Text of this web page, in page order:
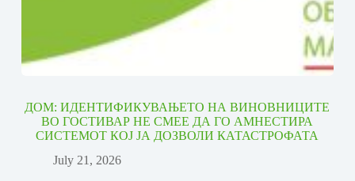
ДОМ: ИДЕНТИФИКУВАЊЕТО НА ВИНОВНИЦИТЕ
ВО ГОСТИВАР НЕ СМЕЕ ДА ГО АМНЕСТИРА
СИСТЕМОТ КОЈ ЈА ДОЗВОЛИ КАТАСТРОФАТА
July 21, 2026